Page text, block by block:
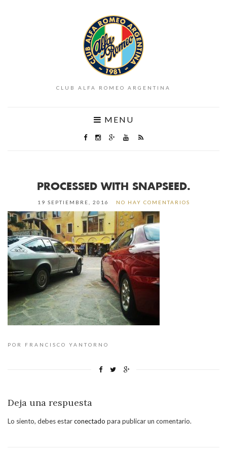
CLUB ALFA ROMEO ARGENTINA
MENU
PROCESSED WITH SNAPSEED.
19 SEPTIEMBRE, 2016 NO HAY COMENTARIOS
POR FRANCISCO YANTORNO
Deja una respuesta
Lo siento, debes estarconectado para publicar un comentario.